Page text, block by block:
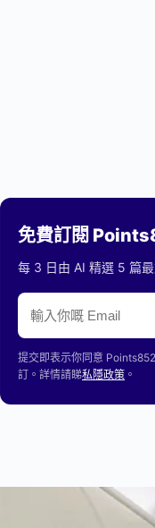
免費訂閱
每 3 日由 AI 精選 5 篇
提交即表示你同意
訂。詳情請睇私隱政策 。